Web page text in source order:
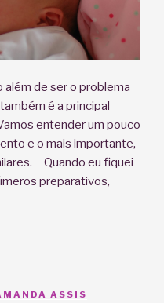
além de ser o problema
é a principal
entender um pouco
e o mais importante,
Quando eu fiquei
preparativos,
ASSIS